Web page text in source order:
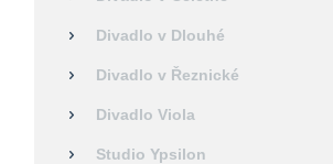
Divadlo v Dlouhé
Divadlo v Řeznické
Divadlo Viola
Studio Ypsilon